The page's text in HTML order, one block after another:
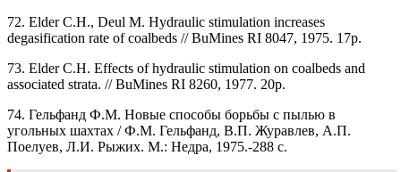
72. Elder С.Н., Deul М. Hydraulic stimulation increases
degasification rate of coalbeds // BuMines RI 8047, 1975. 17p.
73. Elder C.H. Effects of hydraulic stimulation on coalbeds and
associated strata. // BuMines RI 8260, 1977. 20p.
74. Гельфанд Ф.М. Новые способы борьбы с пылью в
угольных шахтах / Ф.М. Гельфанд, В.П. Журавлев, А.П.
Поелуев, Л.И. Рыжих. М.: Недра, 1975.-288 с.